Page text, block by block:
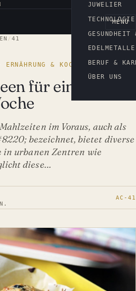
AACHEN
MENÜ
JUWELIER
EDELMETALLE
BERUF &
ÜBER UNS
/41
& KOCHEN
für eine
im Voraus, auch als
bezeichnet, bietet diverse
in urbanen Zentren wie
diese…
AC-41